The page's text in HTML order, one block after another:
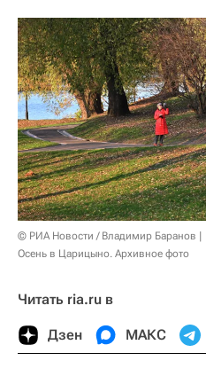
© РИА Новости / Владимир Баранов
Осень в Царицыно. Архивное фото
Читать ria.ru в
Дзен МАКС